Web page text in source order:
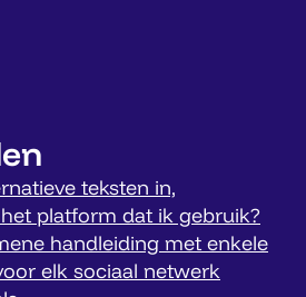
teksten in,
platform dat ik gebruik?
handleiding met enkele
elk sociaal netwerk